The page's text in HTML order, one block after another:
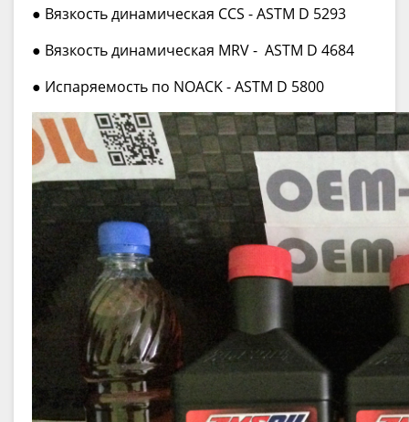
● Вязкость динамическая CCS - ASTM D 5293
● Вязкость динамическая MRV - ASTM D 4684
● Испаряемость по NOACK - ASTM D 5800